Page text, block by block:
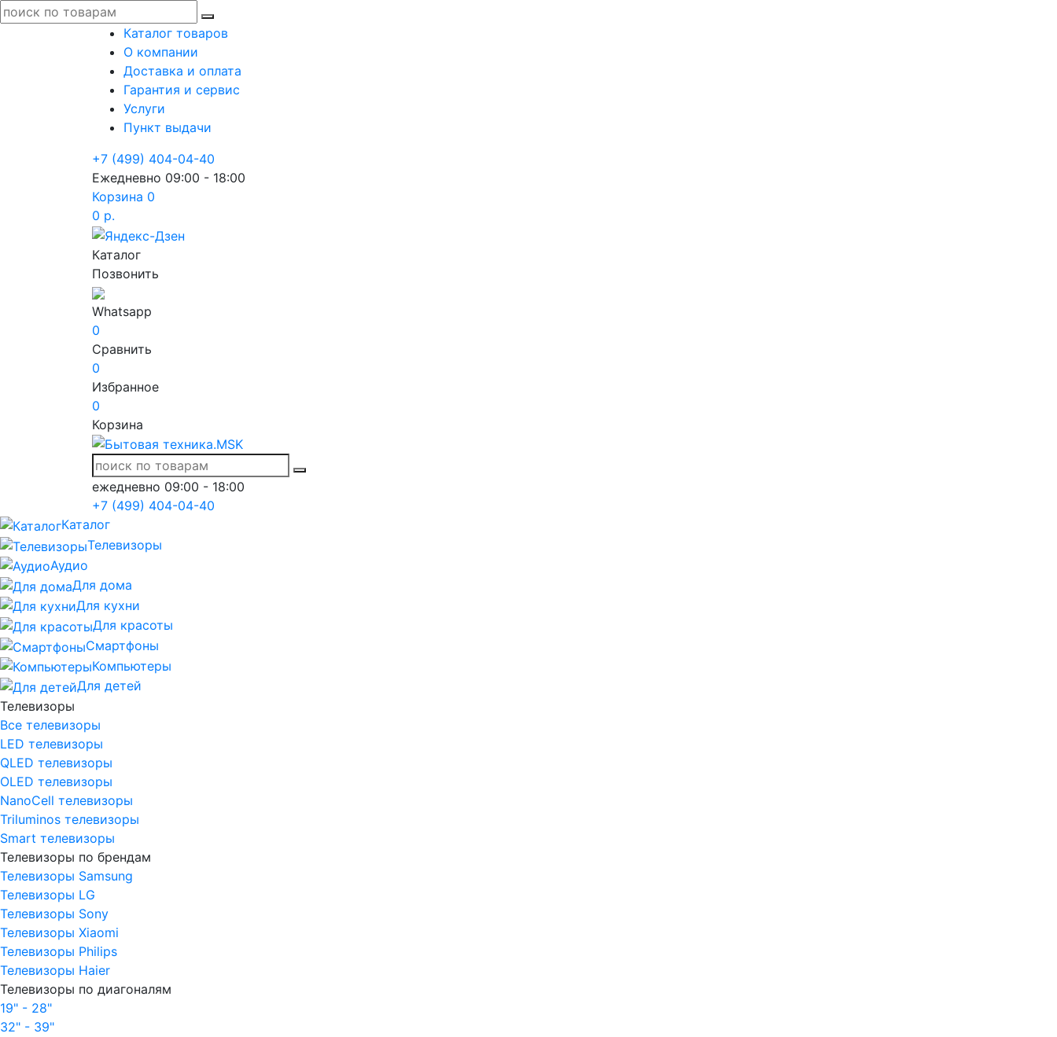
Каталог товаров
О компании
Доставка и оплата
Гарантия и сервис
Услуги
Пункт выдачи
+7 (499) 404-04-40
Ежедневно 09:00 - 18:00
Корзина 0
0 р.
Каталог
Позвонить
Whatsapp
0
Сравнить
0
Избранное
0
Корзина
ежедневно 09:00 - 18:00
+7 (499) 404-04-40
Каталог
Телевизоры
Аудио
Для дома
Для кухни
Для красоты
Смартфоны
Компьютеры
Для детей
Телевизоры
Все телевизоры
LED телевизоры
QLED телевизоры
OLED телевизоры
NanoCell телевизоры
Triluminos телевизоры
Smart телевизоры
Телевизоры по брендам
Телевизоры Samsung
Телевизоры LG
Телевизоры Sony
Телевизоры Xiaomi
Телевизоры Philips
Телевизоры Haier
Телевизоры по диагоналям
19" - 28"
32" - 39"